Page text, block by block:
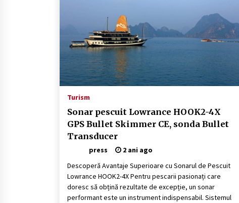
Turism
Sonar pescuit Lowrance HOOK2-4X
GPS Bullet Skimmer CE, sonda Bullet
Transducer
press
2 ani ago
Descoperă Avantaje Superioare cu Sonarul de Pescuit
Lowrance HOOK2-4X Pentru pescarii pasionați care
doresc să obțină rezultate de excepție, un sonar
performant este un instrument indispensabil. Sistemul